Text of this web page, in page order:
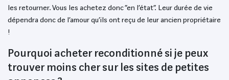
les retourner. Vous les achetez donc “en l’état”. Leur durée de vie
dépendra donc de l’amour qu’ils ont reçu de leur ancien propriétaire
!
Pourquoi acheter reconditionné si je peux
trouver moins cher sur les sites de petites